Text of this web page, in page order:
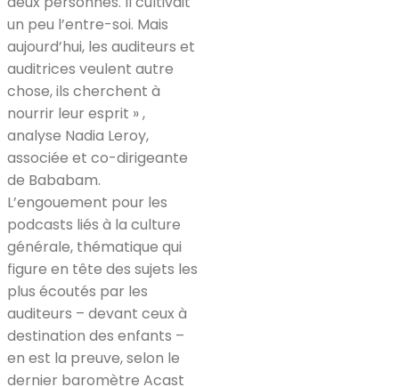
un peu l’entre-soi. Mais
aujourd’hui, les auditeurs et
auditrices veulent autre
chose, ils cherchent à
nourrir leur esprit » ,
analyse Nadia Leroy,
associée et co-dirigeante
de Bababam.
L’engouement pour les
podcasts liés à la culture
générale, thématique qui
figure en tête des sujets les
plus écoutés par les
auditeurs – devant ceux à
destination des enfants –
en est la preuve, selon le
dernier baromètre Acast